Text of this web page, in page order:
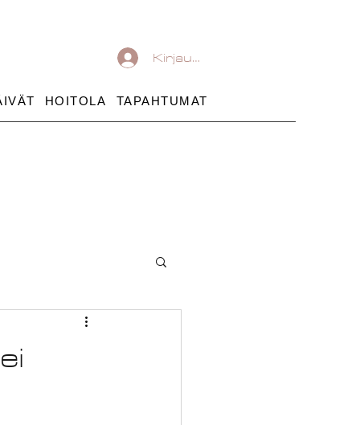
Kirjaudu
HOITOLA TAPAHTUMAT